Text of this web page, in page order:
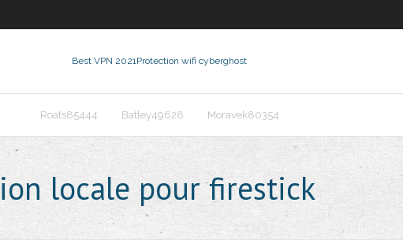
Best VPN 2021Protection wifi cyberghost
Roats85444 Batley49628 Moravek80354
locale pour firestick